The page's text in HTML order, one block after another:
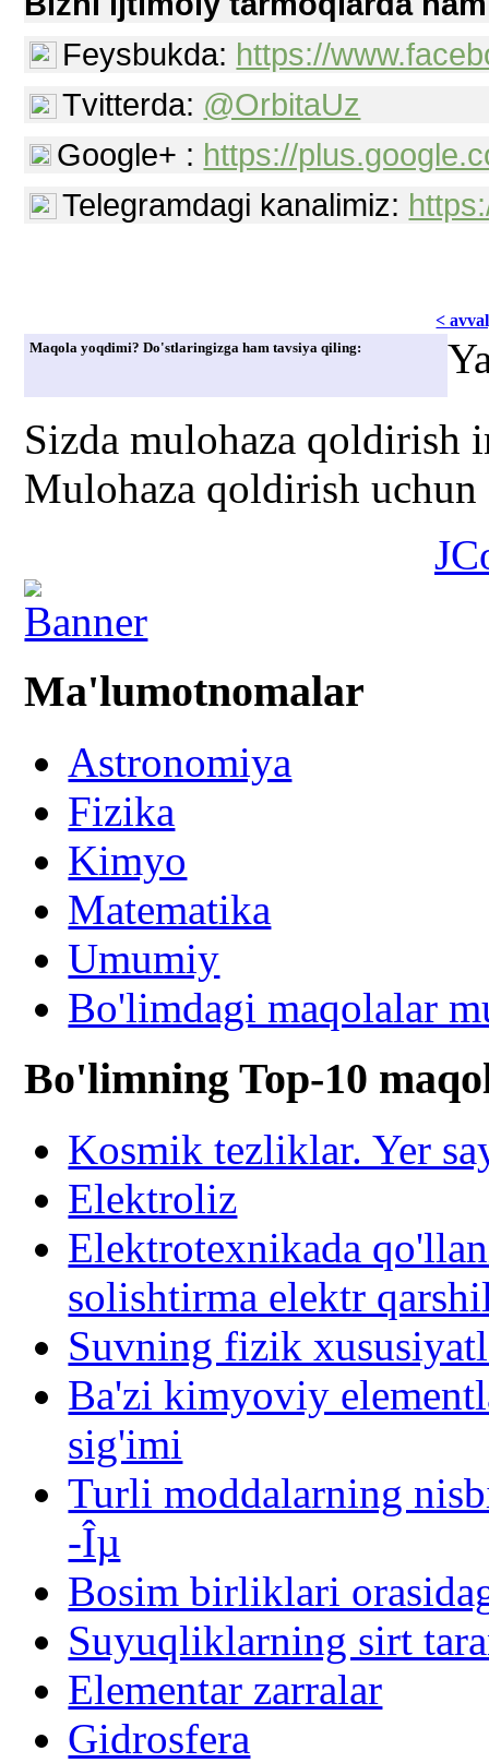
Feysbukda: https://
Tvitterda: @OrbitaUz
Google+ : https://
Telegramdagi kanalimiz:
<
Maqola yoqdimi? Do'stlaringizga ham tavsiya qiling:
Sizda mulohaza qoldirish
Mulohaza qoldirish
Ma'lumotnomalar
Astronomiya
Fizika
Kimyo
Matematika
Umumiy
Bo'limdagi maqolalar
Bo'limning Top-10
Kosmik tezliklar. Yer
Elektroliz
Elektrotexnikada
solishtirma elektr
Suvning fizik
Ba'zi kimyoviy
sig'imi
Turli moddalarning
-Îµ
Bosim birliklari
Suyuqliklarning sirt
Elementar zarralar
Gidrosfera